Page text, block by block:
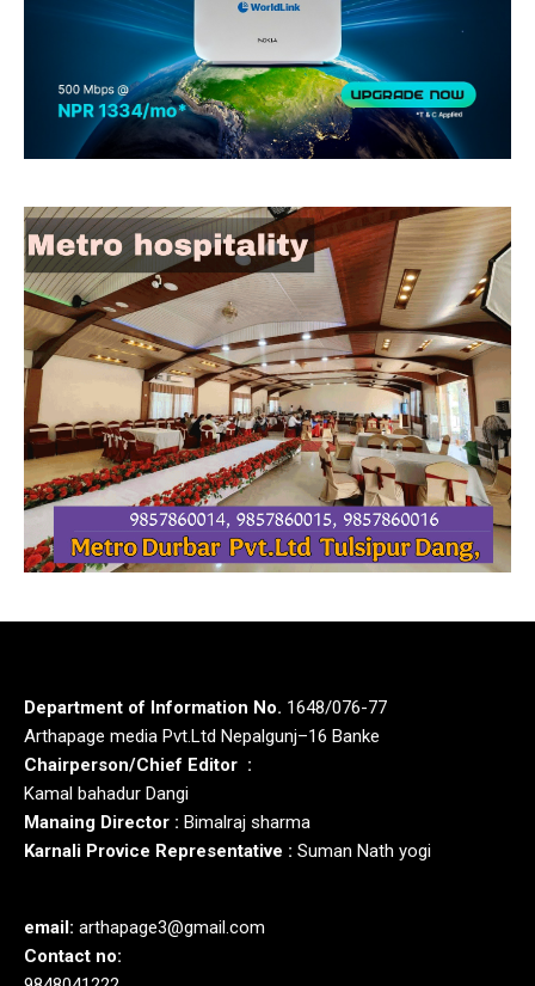
Department of Information No. 1648/076-77
Arthapage media Pvt.Ltd Nepalgunj–16 Banke
Chairperson/Chief Editor :
Kamal bahadur Dangi
Manaing Director : Bimalraj sharma
Karnali Provice Representative : Suman Nath yogi
email: arthapage3@gmail.com
Contact no: